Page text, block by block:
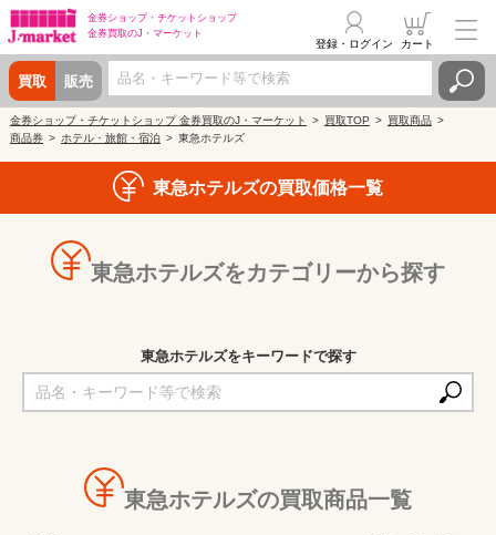
金券ショップ・ チケットショップ
金券買取のJ・マーケット
買取 販売
登録・ログイン カート
金券ショップ・チケットショップ 金券買取のJ・マーケット 買取TOP
買取商品
商品券
ホテル・旅館・宿泊 東急ホテルズ
東急ホテルズの買取価格一覧
東急ホテルズをカテゴリーから探す
東急ホテルズをキーワードで探す
東急ホテルズの買取商品一覧